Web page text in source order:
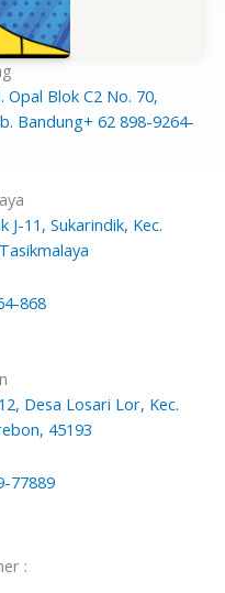
Opal Blok C2 No. 70,
Bandung+ 62 898-9264-
J-11, Sukarindik, Kec.
868
Desa Losari Lor, Kec.
45193
77889
: